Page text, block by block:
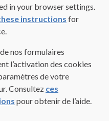
de langues secondes
in your browser settings.
instructions for
nos formulaires
l’activation des cookies
de votre
Consultez ces
pour obtenir de l’aide.